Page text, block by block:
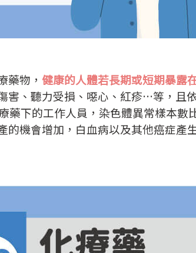
藥物， 健康的人體若長期或短期暴露
害、聽力受損、噁心、紅疹…等，且
藥下的工作人員，染色體異常樣本數
機會增加，白血病以及其他癌症產